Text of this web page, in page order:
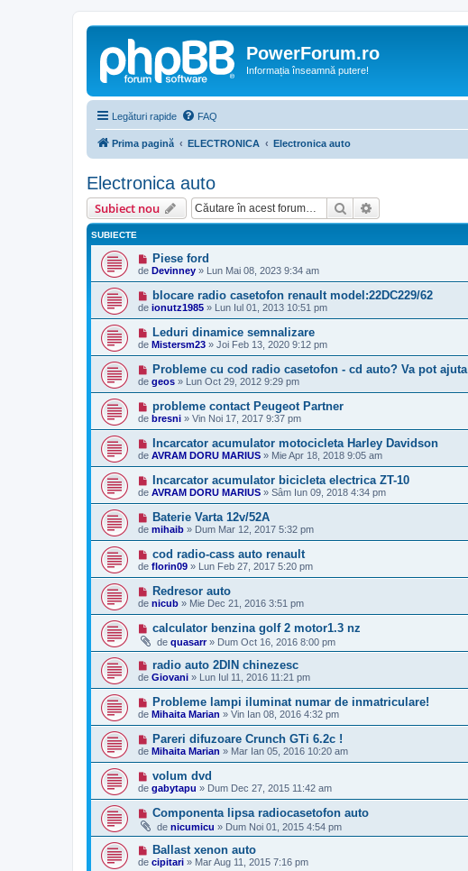
PowerForum.ro
Informația înseamnă putere!
Legături rapide FAQ
Prima pagină ELECTRONICA Electronica auto
Electronica auto
Subiect nou Căutare
SUBIECTE
Piese ford
de Devinney » Lun Mai 08, 2023 9:34 am
blocare radio casetofon renault model:22DC229/62
de ionutz1985 » Lun Iul 01, 2013 10:51 pm
Leduri dinamice semnalizare
de Mistersm23 » Joi Feb 13, 2020 9:12 pm
Probleme cu cod radio casetofon - cd auto? Va pot ajuta
de geos » Lun Oct 29, 2012 9:29 pm
probleme contact Peugeot Partner
de bresni » Vin Noi 17, 2017 9:37 pm
Incarcator acumulator motocicleta Harley Davidson
de AVRAM DORU MARIUS » Mie Apr 18, 2018 9:05 am
Incarcator acumulator bicicleta electrica ZT-10
de AVRAM DORU MARIUS » Sâm Iun 09, 2018 4:34 pm
Baterie Varta 12v/52A
de mihaib » Dum Mar 12, 2017 5:32 pm
cod radio-cass auto renault
de florin09 » Lun Feb 27, 2017 5:20 pm
Redresor auto
de nicub » Mie Dec 21, 2016 3:51 pm
calculator benzina golf 2 motor1.3 nz
de quasarr» Dum Oct 16, 2016 8:00 pm
radio auto 2DIN chinezesc
de Giovani » Lun Iul 11, 2016 11:21 pm
Probleme lampi iluminat numar de inmatriculare!
de Mihaita Marian » Vin Ian 08, 2016 4:32 pm
Pareri difuzoare Crunch GTi 6.2c !
de Mihaita Marian » Mar Ian 05, 2016 10:20 am
volum dvd
de gabytapu » Dum Dec 27, 2015 11:42 am
Componenta lipsa radiocasetofon auto
de nicumicu » Dum Noi 01, 2015 4:54 pm
Ballast xenon auto
de cipitari » Mar Aug 11, 2015 7:16 pm